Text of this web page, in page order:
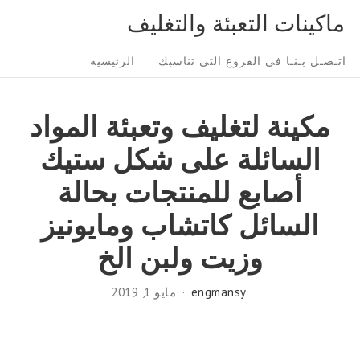
content
ماكينات التعبئة والتغليف
Site
Navigation
اتـصـل بـنـا في الفروع التي تناسبك الرئيسيه
مكينة لتغليف وتعبئة المواد
السائلة على شكل ستيك
أصابع للمنتجات بحالة
السائل كاتشاب ومايونيز
وزيت ولبن الخ
engmansy مايو 1, 2019